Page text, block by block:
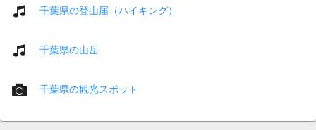
千葉県の登山届（ハイキング）
千葉県の山岳
千葉県の観光スポット